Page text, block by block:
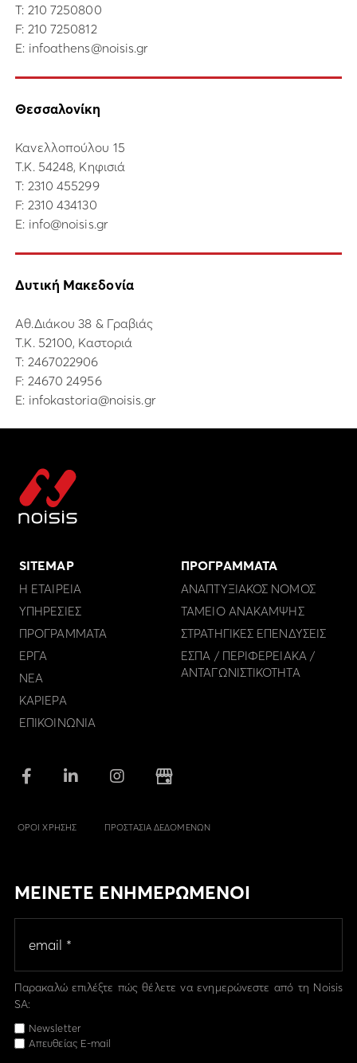
Τ: 210 7250800
F: 210 7250812
E: infoathens@noisis.gr
Θεσσαλονίκη
Κανελλοπούλου 15
Τ.Κ. 54248, Κηφισιά
Τ: 2310 455299
F: 2310 434130
E: info@noisis.gr
Δυτική Μακεδονία
Αθ.Διάκου 38 & Γραβιάς
Τ.Κ. 52100, Καστοριά
Τ: 2467022906
F: 24670 24956
E: infokastoria@noisis.gr
SITEMAP
Η ΕΤΑΙΡΕΙΑ
ΥΠΗΡΕΣΙΕΣ
ΠΡΟΓΡΑΜΜΑΤΑ
ΕΡΓΑ
ΝΕΑ
ΚΑΡΙΕΡΑ
ΕΠΙΚΟΙΝΩΝΙΑ
ΠΡΟΓΡΑΜΜΑΤΑ
ΑΝΑΠΤΥΞΙΑΚΟΣ ΝΟΜΟΣ
ΤΑΜΕΙΟ ΑΝΑΚΑΜΨΗΣ
ΣΤΡΑΤΗΓΙΚΕΣ ΕΠΕΝΔΥΣΕΙΣ
ΕΣΠΑ / ΠΕΡΙΦΕΡΕΙΑΚΑ /
ΑΝΤΑΓΩΝΙΣΤΙΚΟΤΗΤΑ
ΟΡΟΙ ΧΡΗΣΗΣ ΠΡΟΣΤΑΣΙΑ ΔΕΔΟΜΕΝΩΝ
ΜΕΙΝΕΤΕ ΕΝΗΜΕΡΩΜΕΝΟΙ
Παρακαλώ επιλέξτε πώς θέλετε να ενημερώνεστε από τη Noisis
SA:
Newsletter
Απευθείας E-mail